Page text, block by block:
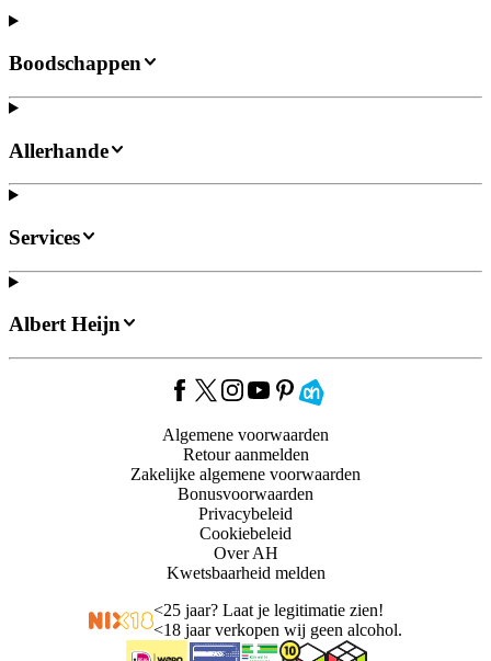
Boodschappen
Allerhande
Services
Albert Heijn
Algemene voorwaarden
Retour aanmelden
Zakelijke algemene voorwaarden
Bonusvoorwaarden
Privacybeleid
Cookiebeleid
Over AH
Kwetsbaarheid melden
<25 jaar? Laat je legitimatie zien!
<18 jaar verkopen wij geen alcohol.